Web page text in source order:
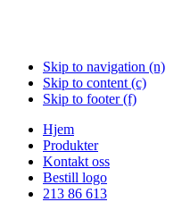
Skip to navigation (n)
Skip to content (c)
Skip to footer (f)
Hjem
Produkter
Kontakt oss
Bestill logo
213 86 613